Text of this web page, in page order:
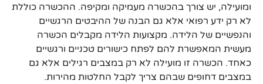
ומועילה, יש צורך בהכשרה מעמיקה ומקיפה. ההכשרה כוללת
לא רק ידע רפואי אלא גם הבנה של ההיבטים הרגשיים
והנפשיים של הלידה. מקצועות הלידה מקבלים הכשרה
מעשית המאפשרת להם לפתח כישורים טכניים ורגשיים
כאחד. הכשרה זו מועילה לא רק במצבים רגילים אלא גם
במצבים דחופים שבהם צריך לקבל החלטות מהירות.